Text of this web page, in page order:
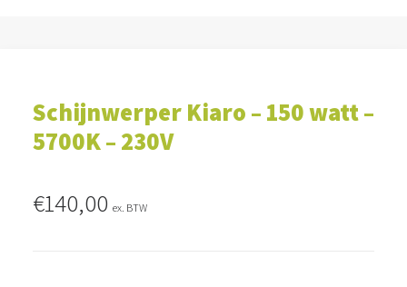
Schijnwerper Kiaro – 150 watt –
5700K – 230V
€140,00 ex. BTW